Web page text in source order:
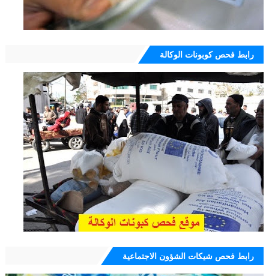
رابط فحص كوبونات الوكالة
رابط فحص شيكات الشؤون الاجتماعية